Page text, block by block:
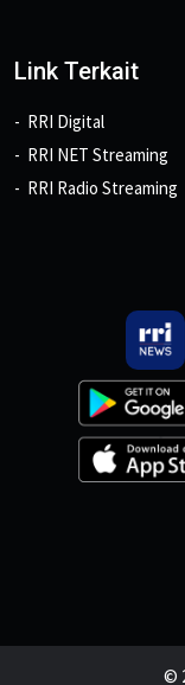
Link Terkait
RRI Digital
RRI NET Streaming
RRI Radio Streaming
©